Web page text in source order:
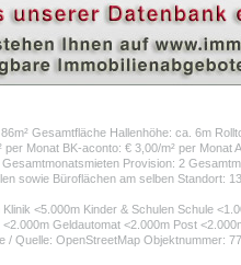
Gesamtfläche Hallenhöhe: ca. 6m
Monat BK-aconto: € 3,00/m² per
Provision: 2
sowie Büroflächen am selben Standort:
<5.000m Kinder & Schulen Schule
Geldautomat <2.000m Post
/ Quelle: OpenStreetMap Objektnummer: